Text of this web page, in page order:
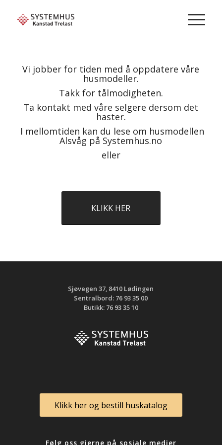
Vi jobber for tiden med å oppdatere våre
husmodeller.
Takk for tålmodigheten.
Ta kontakt med våre selgere dersom det
haster.
I mellomtiden kan du lese om husmodellen
Alsvåg på Systemhus.no
eller
KLIKK HER
Sjøvegen 37, 8410 Lødingen
Sentralbord: 76 93 35 00
Butikk: 76 93 35 10
Klikk her og bestill huskatalog
Følg oss gjerne på sosiale medier